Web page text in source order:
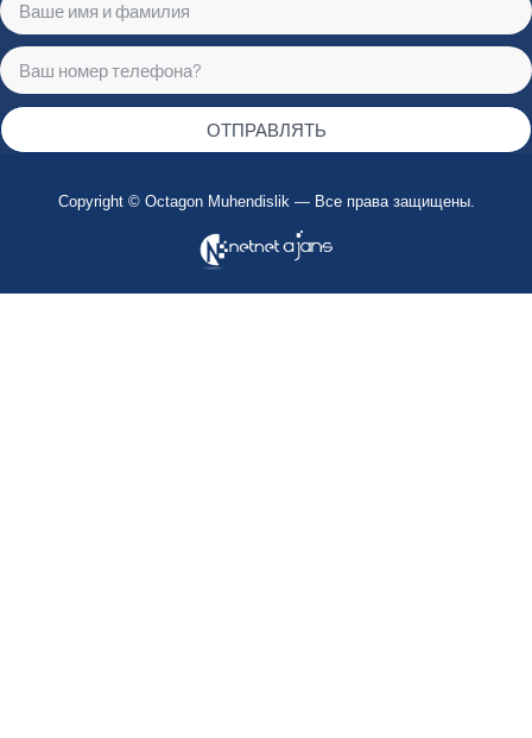
ОТПРАВЛЯТЬ
Copyright © Octagon Muhendislik — Все права защищены.